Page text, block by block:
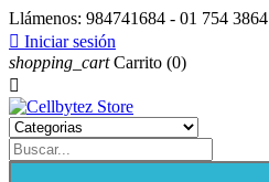
Llámenos: 984741684 - 01 754 3864
 Iniciar sesión
shopping_cart Carrito (0)
